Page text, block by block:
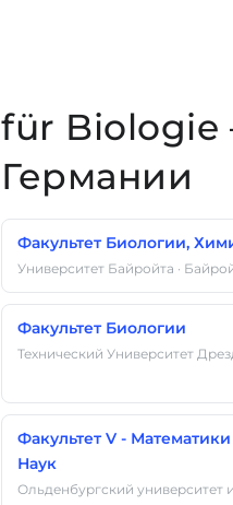
für Biologie
Германии
Факультет Биологии,
Университет Байройта ·
Факультет Биологии
Технический Университет
Факультет V -
Наук
Ольденбургский университет